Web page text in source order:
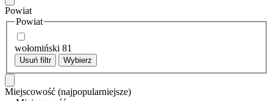
Powiat
Powiat
wołomiński 81
Usuń filtr Wybierz
Miejscowość (najpopularniejsze)